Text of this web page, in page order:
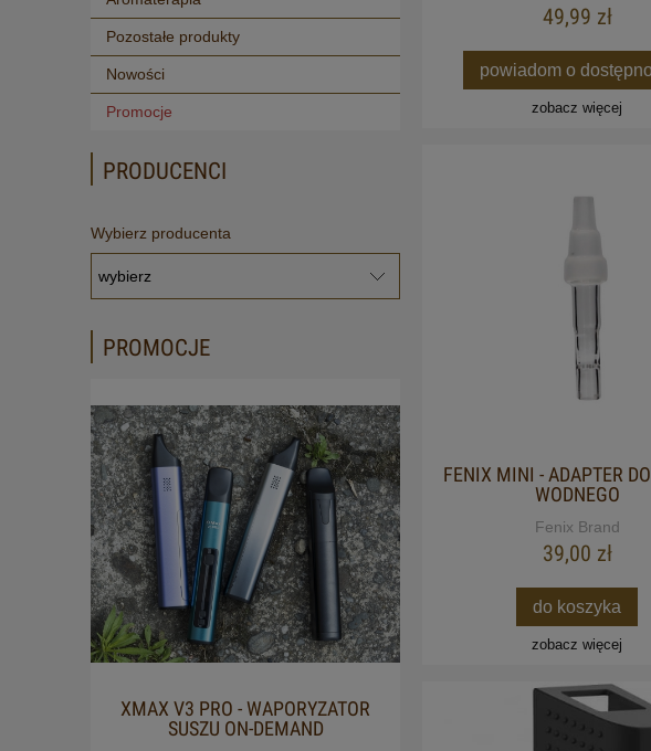
Pozostałe produkty
Nowości
Promocje
PRODUCENCI
Wybierz producenta
PROMOCJE
XMAX V3 PRO - WAPORYZATOR
SUSZU ON-DEMAND
OLEJ CBD CIBDOL 2.0
49,99 zł
powiadom o
zobacz więcej
FENIX MINI - ADAPTER
WODNEGO
Fenix Brand
39,00 zł
do koszyka
zobacz więcej